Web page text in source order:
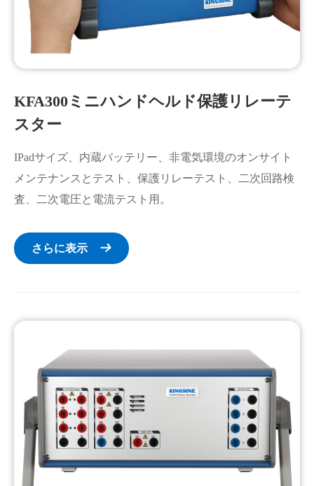
KFA300ミニハンドヘルド保護リレーテ
スター
IPadサイズ、内蔵バッテリー、非電気環境のオンサイト
メンテナンスとテスト、保護リレーテスト、二次回路検
査、二次電圧と電流テスト用。
さらに表示 